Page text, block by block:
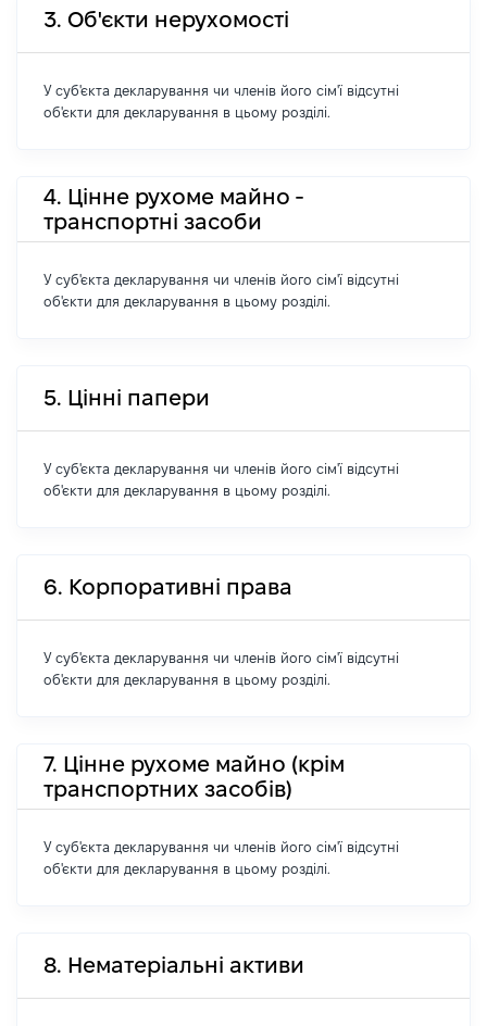
3. Об'єкти нерухомості
У суб'єкта декларування чи членів його сім'ї відсутні
об'єкти для декларування в цьому розділі.
4. Цінне рухоме майно -
транспортні засоби
У суб'єкта декларування чи членів його сім'ї відсутні
об'єкти для декларування в цьому розділі.
5. Цінні папери
У суб'єкта декларування чи членів його сім'ї відсутні
об'єкти для декларування в цьому розділі.
6. Корпоративні права
У суб'єкта декларування чи членів його сім'ї відсутні
об'єкти для декларування в цьому розділі.
7. Цінне рухоме майно (крім
транспортних засобів)
У суб'єкта декларування чи членів його сім'ї відсутні
об'єкти для декларування в цьому розділі.
8. Нематеріальні активи